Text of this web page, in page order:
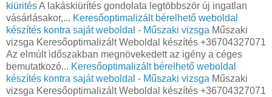
kiüritésA lakáskiürítés gondolata legtöbbször új ingatlan
vásárlásakor,... Keresőoptimalizált bérelhető weboldal
készítés kontra saját weboldal - Műszaki vizsga Műszaki
vizsga Keresőoptimalizált Weboldal készítés +36704327071
Az elmúlt időszakban megnövekedett az igény a céges
bemutatkozó... Keresőoptimalizált bérelhető weboldal
készítés kontra saját weboldal - Műszaki vizsga Műszaki
vizsga Keresőoptimalizált Weboldal készítés +36704327071